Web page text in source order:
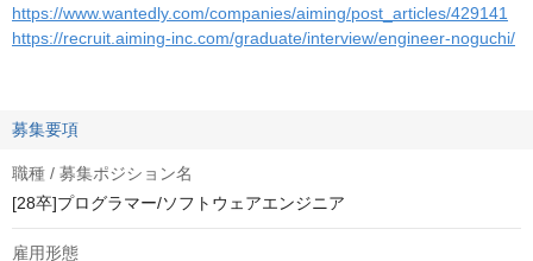
https://www.wantedly.com/companies/aiming/post_articles/429141
https://recruit.aiming-inc.com/graduate/interview/engineer-noguchi/
募集要項
職種 / 募集ポジション名
[28卒]プログラマー/ソフトウェアエンジニア
雇用形態